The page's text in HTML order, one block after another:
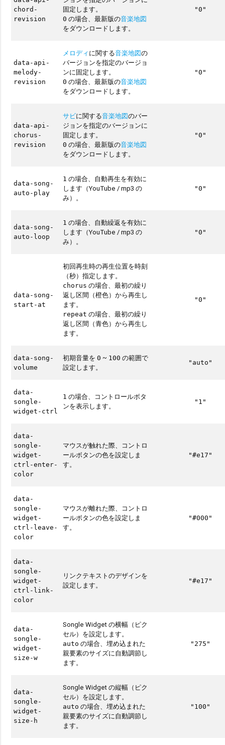
chord-
revision
固定します。
0 の場合、最新版の音楽地図
をダウンロードします。
"0"
data-api-
melody-
revision
メロディに関する音楽地図の
バージョンを指定のバージョ
ンに固定します。
0 の場合、最新版の音楽地図
をダウンロードします。
"0"
data-api-
chorus-
revision
サビに関する音楽地図のバー
ジョンを指定のバージョンに
固定します。
0 の場合、最新版の音楽地図
をダウンロードします。
"0"
data-song-
auto-play
1 の場合、自動再生を有効に
します（YouTube / mp3 の
み）。
"0"
data-song-
auto-loop
1 の場合、自動繰返を有効に
します（YouTube / mp3 の
み）。
"0"
data-song-
start-at
初回再生時の再生位置を時刻
（秒）指定します。
chorus の場合、最初の繰り
返し区間（橙色）から再生し
ます。
repeat の場合、最初の繰り
返し区間（青色）から再生し
ます。
"0"
data-song-
volume
初期音量を0 ~ 100 の範囲で
設定します。
"auto"
data-
songle-
widget-ctrl
1 の場合、コントロールボタ
ンを表示します。
"1"
data-
songle-
widget-
ctrl-enter-
color
マウスが触れた際、コントロ
ールボタンの色を設定しま
す。
"#e17"
data-
songle-
widget-
ctrl-leave-
color
マウスが離れた際、コントロ
ールボタンの色を設定しま
す。
"#000"
data-
songle-
widget-
ctrl-link-
color
リンクテキストのデザインを
設定します。
"#e17"
data-
songle-
widget-
size-w
Songle Widget の横幅（ピク
セル）を設定します。
auto の場合、埋め込まれた
親要素のサイズに自動調節し
ます。
"275"
data-
songle-
widget-
size-h
Songle Widget の縦幅（ピク
セル）を設定します。
auto の場合、埋め込まれた
親要素のサイズに自動調節し
ます。
"100"